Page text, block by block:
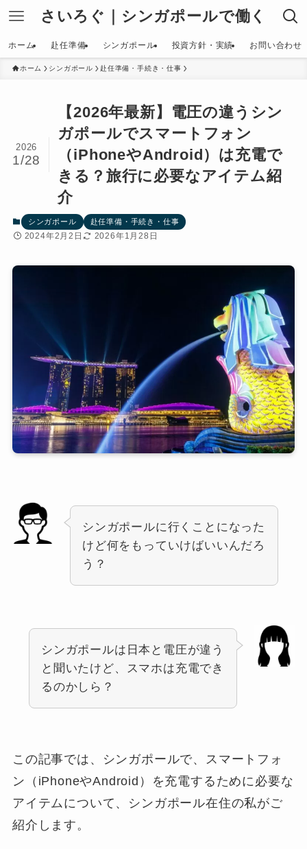
さいろぐ｜シンガポールで働く
ホーム 赴任準備 シンガポール 投資方針・実績 お問い合わせ
ホーム シンガポール 赴任準備・手続き・仕事
【2026年最新】電圧の違うシン
ガポールでスマートフォン
（iPhoneやAndroid）は充電で
きる？旅行に必要なアイテム紹
介
2026
1/28
シンガポール 赴任準備・手続き・仕事
2024年2月2日 2026年1月28日
シンガポールに行くことになった
けど何をもっていけばいいんだろ
う？
シンガポールは日本と電圧が違う
と聞いたけど、スマホは充電でき
るのかしら？
この記事では、シンガポールで、スマートフォ
ン（iPhoneやAndroid）を充電するために必要な
アイテムについて、シンガポール在住の私がご
紹介します。